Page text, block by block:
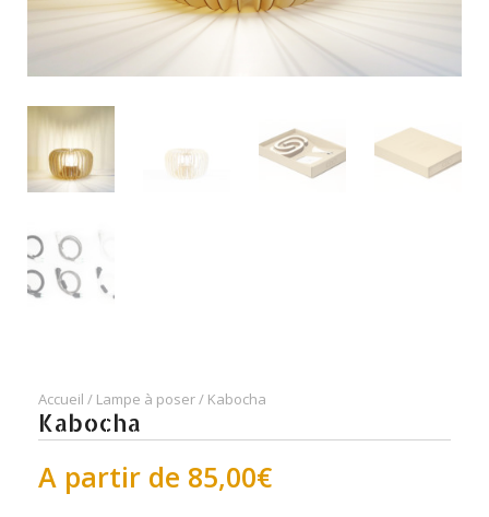
Accueil / Lampe à poser/ Kabocha
Kabocha
A partir de 85,00€